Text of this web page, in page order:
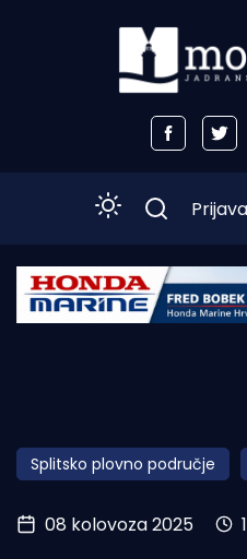
Početna
Obala
Otoci
Turizam i nautika
Prijava
Splitsko plovno područje
08 kolovoza 2025